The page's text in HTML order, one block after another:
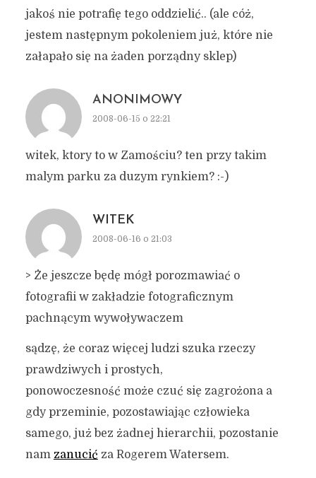
jakoś nie potrafię tego oddzielić.. (ale cóż,
jestem następnym pokoleniem już, które nie
załapało się na żaden porządny sklep)
ANONIMOWY
2008-06-15 o 22:21
witek, ktory to w Zamościu? ten przy takim
malym parku za duzym rynkiem? :-)
WITEK
2008-06-16 o 21:03
> Że jeszcze będę mógł porozmawiać o
fotografii w zakładzie fotograficznym
pachnącym wywoływaczem
sądzę, że coraz więcej ludzi szuka rzeczy
prawdziwych i prostych,
ponowoczesność może czuć się zagrożona a
gdy przeminie, pozostawiając człowieka
samego, już bez żadnej hierarchii, pozostanie
nam zanucić za Rogerem Watersem.